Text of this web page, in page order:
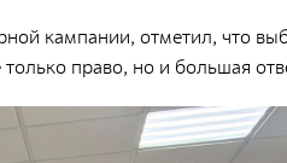
кампании, отметил, что
право, но и большая
Дезактивация и
загрязненных объектов
спецодежды, защитных
оборудования